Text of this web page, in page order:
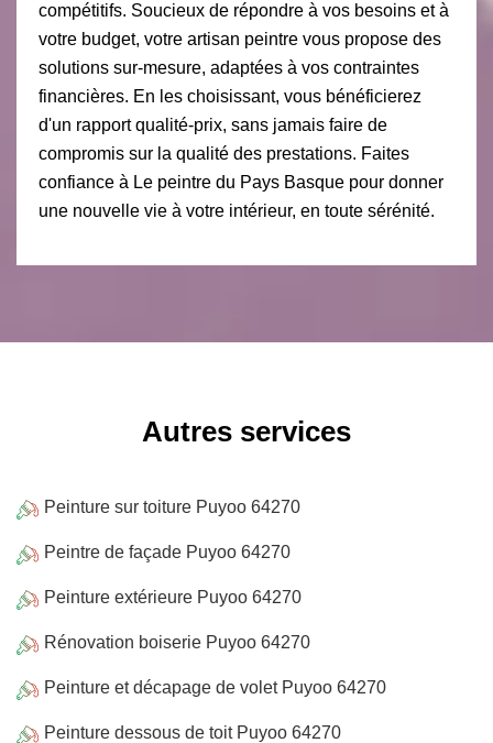
compétitifs. Soucieux de répondre à vos besoins et à
votre budget, votre artisan peintre vous propose des
solutions sur-mesure, adaptées à vos contraintes
financières. En les choisissant, vous bénéficierez
d'un rapport qualité-prix, sans jamais faire de
compromis sur la qualité des prestations. Faites
confiance à Le peintre du Pays Basque pour donner
une nouvelle vie à votre intérieur, en toute sérénité.
Autres services
Peinture sur toiture Puyoo 64270
Peintre de façade Puyoo 64270
Peinture extérieure Puyoo 64270
Rénovation boiserie Puyoo 64270
Peinture et décapage de volet Puyoo 64270
Peinture dessous de toit Puyoo 64270